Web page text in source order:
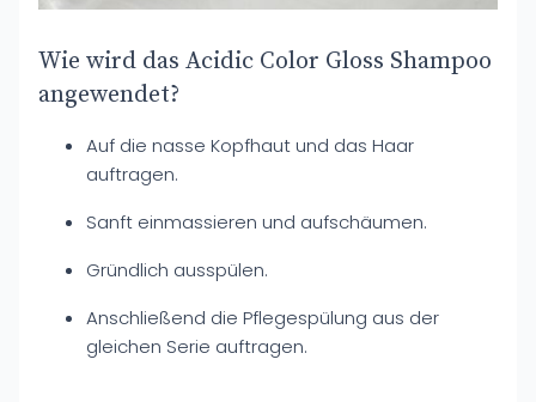
Wie wird das Acidic Color Gloss Shampoo
angewendet?
Auf die nasse Kopfhaut und das Haar
auftragen.
Sanft einmassieren und aufschäumen.
Gründlich ausspülen.
Anschließend die Pflegespülung aus der
gleichen Serie auftragen.